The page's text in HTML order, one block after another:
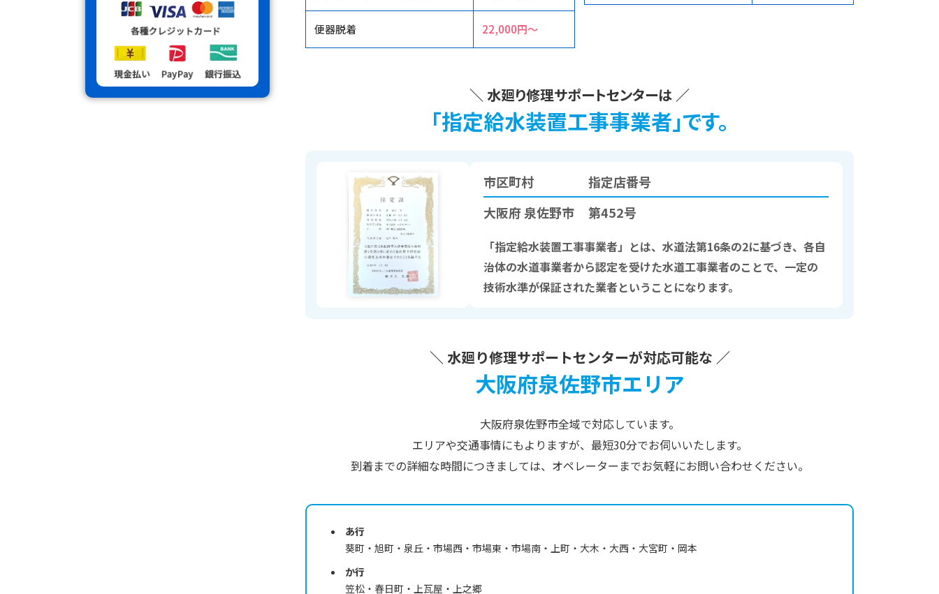
便器脱着 22,000円〜
＼ 水廻り修理サポートセンターは ／
「指定給水装置工事事業者」です。
市区町村
大阪府 泉佐野市
指定店番号
第452号
「指定給水装置工事事業者」とは、水道法第16条の2に基づき、各自
治体の水道事業者から認定を受けた水道工事業者のことで、一定の
技術水準が保証された業者ということになります。
＼ 水廻り修理サポートセンターが対応可能な ／
大阪府泉佐野市エリア
大阪府泉佐野市全域で対応しています。
エリアや交通事情にもよりますが、最短30分でお伺いいたします。
到着までの詳細な時間につきましては、 オペレーターまでお気軽にお問い合わせください。
あ行
葵町・旭町・泉丘・市場西・市場東・市場南・上町・大木・大西・大宮町・岡本
か行
笠松・春日町・上瓦屋・上之郷